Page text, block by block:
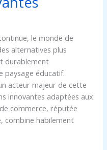
le monde de
alternatives plus
durablement
paysage éducatif.
acteur majeur de cette
innovantes adaptées aux
commerce, réputée
combine habilement